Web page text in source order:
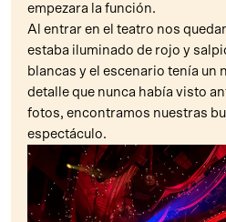
empezara la función.
Al entrar en el teatro nos
estaba iluminado de rojo y
blancas y el escenario tenía un
detalle que nunca había visto
fotos, encontramos nuestras
espectáculo.